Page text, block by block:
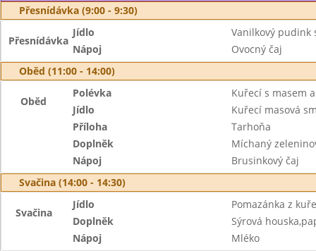
Přesnídávka (9:00 - 9:30)
Přesnídávka
Jídlo
Vanilkový pudink
Nápoj
Ovocný čaj
Oběd (11:00 - 14:00)
Oběd
Polévka
Kuřecí s masem
Jídlo
Kuřecí masová
Příloha
Tarhoňa
Doplněk
Míchaný
Nápoj
Brusinkový čaj
Svačina (14:00 - 14:30)
Svačina
Jídlo
Pomazánka z
Doplněk
Sýrová
Nápoj
Mléko